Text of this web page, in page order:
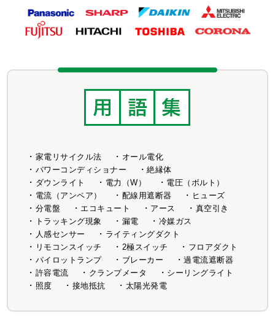
家電リサイクル法
オール電化
パワーコンディショナー
絶縁体
ダウンライト
電力（W）
電圧（ボルト）
電流（アンペア）
配線用遮断器
ヒューズ
分電盤
エコキュート アース
真空引き
トラッキング現象
漏電
冷媒ガス
人感センサー
ライティングダクト
リモコンスイッチ
2極スイッチ
フロアダクト
パイロットランプ
ブレーカー
過電流遮断器
許容電流
クランプメータ
シーリングライト
照度
接地抵抗 太陽光発電